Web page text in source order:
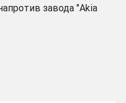
завода "Akia